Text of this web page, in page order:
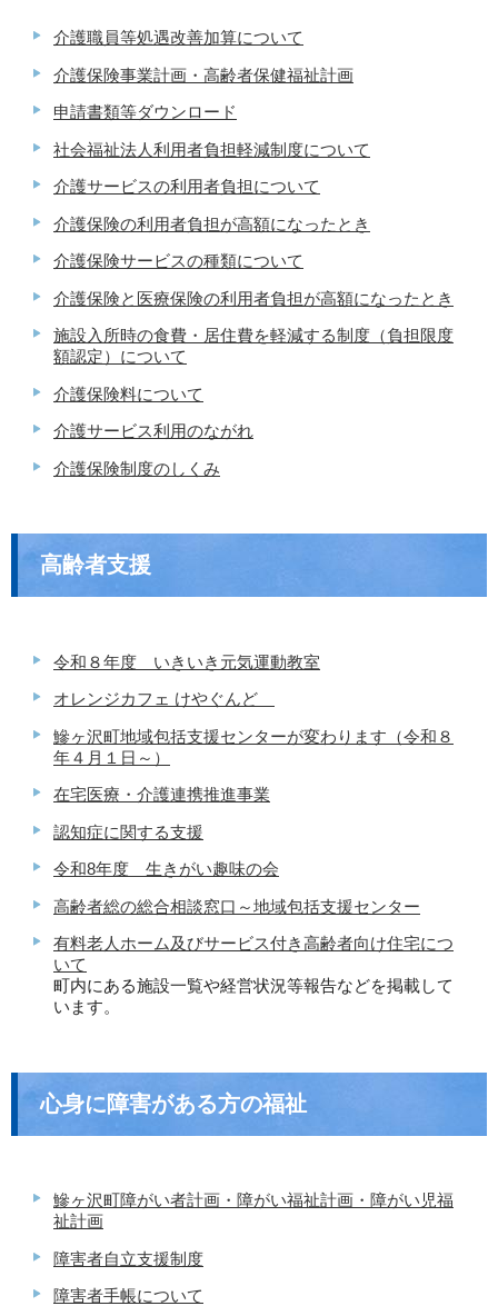
介護職員等処遇改善加算について
介護保険事業計画・高齢者保健福祉計画
申請書類等ダウンロード
社会福祉法人利用者負担軽減制度について
介護サービスの利用者負担について
介護保険の利用者負担が高額になったとき
介護保険サービスの種類について
介護保険と医療保険の利用者負担が高額になったとき
施設入所時の食費・居住費を軽減する制度（負担限度
額認定）について
介護保険料について
介護サービス利用のながれ
介護保険制度のしくみ
高齢者支援
令和８年度 いきいき元気運動教室
オレンジカフェ けやぐんど
鰺ヶ沢町地域包括支援センターが変わります（令和８
年４月１日～）
在宅医療・介護連携推進事業
認知症に関する支援
令和8年度 生きがい趣味の会
高齢者総の総合相談窓口～地域包括支援センター
有料老人ホーム及びサービス付き高齢者向け住宅につ
いて
町内にある施設一覧や経営状況等報告などを掲載して
います。
心身に障害がある方の福祉
鰺ヶ沢町障がい者計画・障がい福祉計画・障がい児福
祉計画
障害者自立支援制度
障害者手帳について